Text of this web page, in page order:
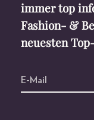
immer top
Fashion- &
neuesten